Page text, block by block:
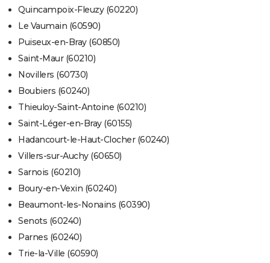
Quincampoix-Fleuzy (60220)
Le Vaumain (60590)
Puiseux-en-Bray (60850)
Saint-Maur (60210)
Novillers (60730)
Boubiers (60240)
Thieuloy-Saint-Antoine (60210)
Saint-Léger-en-Bray (60155)
Hadancourt-le-Haut-Clocher (60240)
Villers-sur-Auchy (60650)
Sarnois (60210)
Boury-en-Vexin (60240)
Beaumont-les-Nonains (60390)
Senots (60240)
Parnes (60240)
Trie-la-Ville (60590)